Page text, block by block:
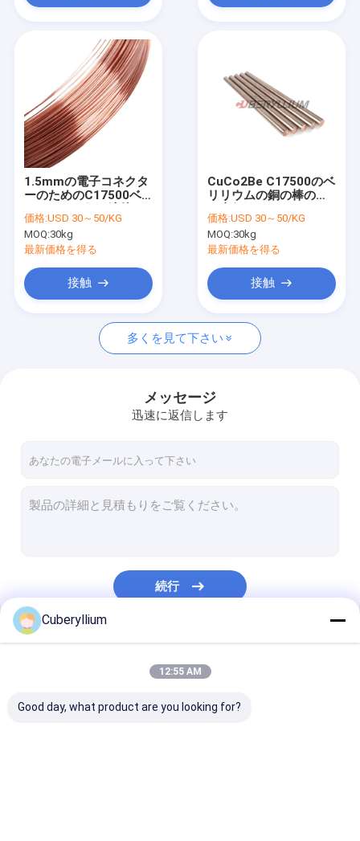
プロダクト
ビデオ
私達について
工場旅行
品質管理
私達に連絡しなさい
引用を要求しなさい
ベリリウムの銅合金
C17300ベリリウムの銅
C17510ベリリウムの銅
ベリリウムの銅線
ベリリウムの銅のストリップ
1.5mmの電子コネクタ
ーのためのC17500ベ
イヤ
価格:USD 30～50/KG
MOQ:30kg
最新価格を得る
接触
CuCo2Be C17500のベ
リリウムの銅の棒の外
価格:USD 30～50/KG
MOQ:30kg
最新価格を得る
接触
多くを見て下さい
メッセージ
迅速に返信します
続行
Cuberyllium
12:55 AM
Good day, what product are you looking for?